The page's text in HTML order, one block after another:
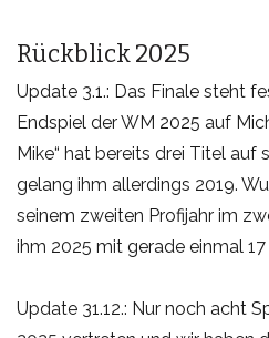
Rückblick 2025
Update 3.1.: Das Finale steht
Endspiel der WM 2025 auf
Mike“ hat bereits drei Titel auf
gelang ihm allerdings 2019.
seinem zweiten Profijahr im
ihm 2025 mit gerade einmal
Update 31.12.: Nur noch acht